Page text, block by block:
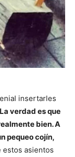
insertarles
La verdad es que
bien. A
pequeo cojín,
estos asientos